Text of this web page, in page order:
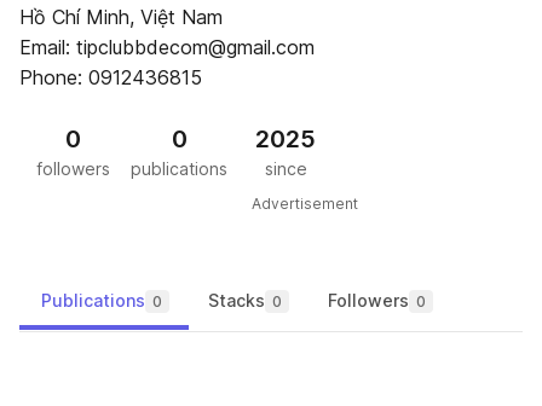
Hồ Chí Minh, Việt Nam
Email: tipclubbdecom@gmail.com
Phone: 0912436815
0
followers
0
publications
2025
since
Advertisement
Publications 0 Stacks 0 Followers 0